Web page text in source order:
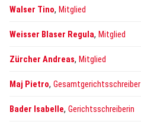
Walser Tino, Mitglied
Weisser Blaser Regula, Mitglied
Zürcher Andreas, Mitglied
Maj Pietro, Gesamtgerichtsschreiber
Bader Isabelle, Gerichtsschreiberin